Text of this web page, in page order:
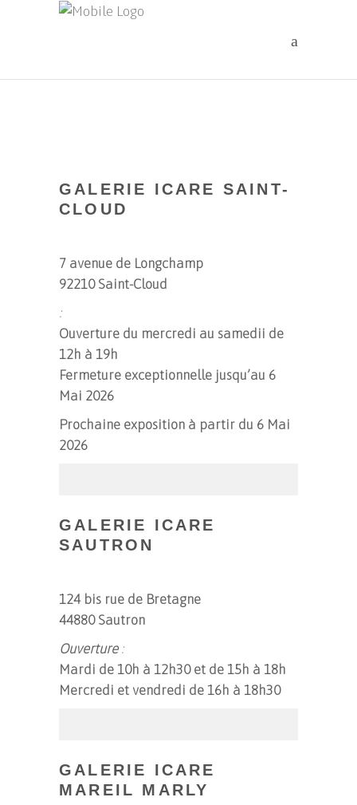
GALERIE ICARE SAINT-
CLOUD
7 avenue de Longchamp
92210 Saint-Cloud
:
Ouverture du mercredi au samedii de
12h à 19h
Fermeture exceptionnelle jusqu’au 6
Mai 2026
Prochaine exposition à partir du 6 Mai
2026
GALERIE ICARE
SAUTRON
124 bis rue de Bretagne
44880 Sautron
Ouverture:
Mardi de 10h à 12h30 et de 15h à 18h
Mercredi et vendredi de 16h à 18h30
GALERIE ICARE
MAREIL MARLY